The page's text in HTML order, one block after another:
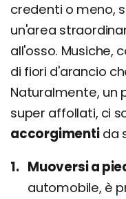
credenti o meno,
un'area
all'osso. Musiche,
di fiori d'arancio
Naturalmente, un
super affollati, ci
accorgimentida
Muoversi a
automobile, è